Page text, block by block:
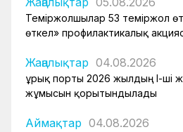
Теміржолшылар 53 теміржол
өткел» профилактикалық
Жаңалықтар 04.08.2026
Құрық порты 2026 жылдың І-ші
жұмысын қорытындылады
Аймақтар 04.08.2026